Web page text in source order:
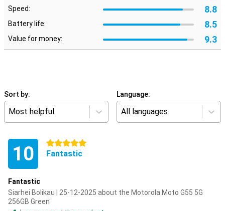
Speed: 8.8
Battery life: 8.5
Value for money: 9.3
Sort by:
Most helpful
Language:
All languages
10 5 stars
Fantastic
Fantastic
Siarhei Bolikau | 25-12-2025 about the Motorola Moto G55 5G
256GB Green